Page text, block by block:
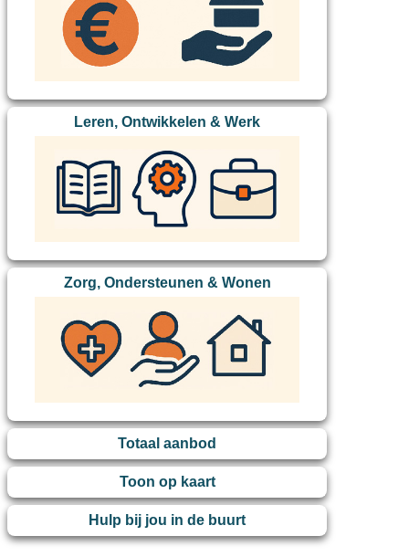
Leren, Ontwikkelen & Werk
Zorg, Ondersteunen & Wonen
Totaal aanbod
Toon op kaart
Hulp bij jou in de buurt